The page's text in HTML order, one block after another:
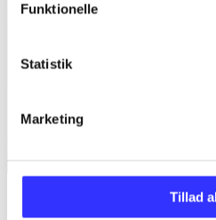
Funktionelle
Statistik
Marketing
Tillad
Rationalitet og magt. Bd. 1 :